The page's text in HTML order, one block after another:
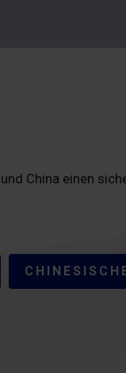
China einen